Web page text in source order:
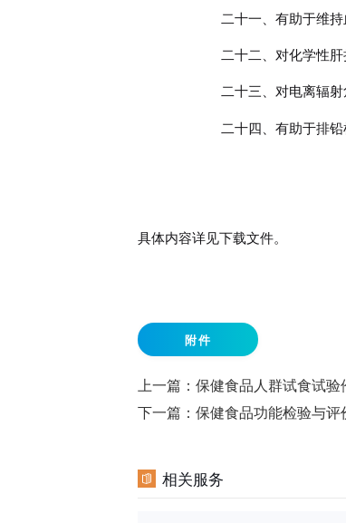
二十一、有助于维
二十二、对化学性
二十三、对电离辐
二十四、有助于排
具体内容详见下载文件。
附件
上一篇： 保健食品人群试食试
下一篇： 保健食品功能检验与评
相关服务